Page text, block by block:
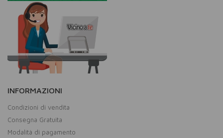
INFORMAZIONI
Condizioni di vendita
Consegna Gratuita
Modalità di pagamento